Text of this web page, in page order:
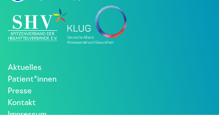
Aktuelles
Patient*innen
Presse
Kontakt
Impressum